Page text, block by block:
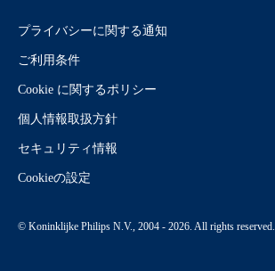
プライバシーに関する通知
ご利用条件
Cookie に関するポリシー
個人情報取扱方針
セキュリティ情報
Cookieの設定
© Koninklijke Philips N.V., 2004 - 2026. All rights reserved.